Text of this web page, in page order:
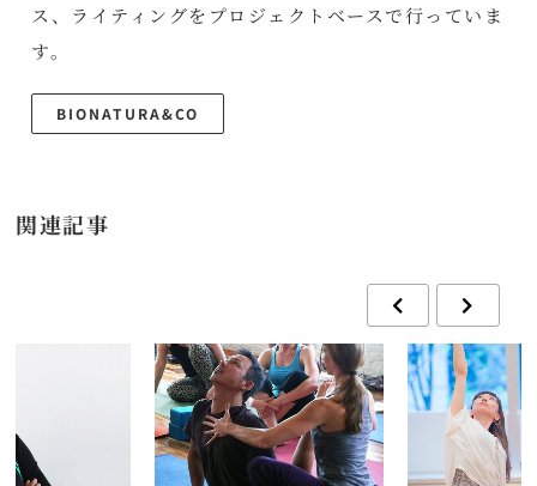
ス、ライティングをプロジェクトベースで行っていま
す。
BIONATURA&CO
関連記事